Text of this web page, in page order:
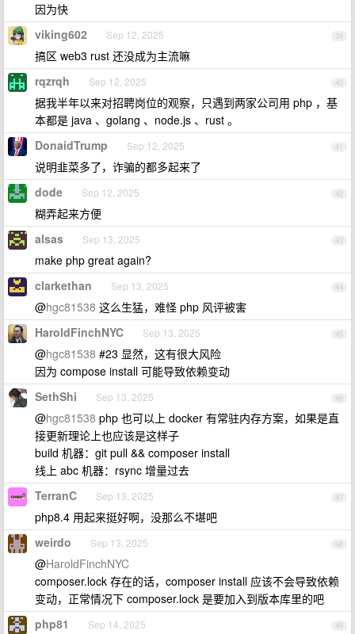
因为快
39
viking602 Sep 12, 2025
搞区 web3 rust 还没成为主流嘛
40
rqzrqh Sep 12, 2025
据我半年以来对招聘岗位的观察，只遇到两家公司用 php ，基
本都是 java 、golang 、node.js 、rust 。
41
DonaidTrump Sep 12, 2025
说明韭菜多了，诈骗的都多起来了
42
dode Sep 12, 2025
糊弄起来方便
43
alsas Sep 13, 2025
make php great again?
44
clarkethan Sep 13, 2025
@hgc81538 这么生猛，难怪 php 风评被害
45
HaroldFinchNYC Sep 13, 2025
@hgc81538 #23 显然，这有很大风险
因为 compose install 可能导致依赖变动
46
SethShi Sep 13, 2025
@hgc81538 php 也可以上 docker 有常驻内存方案，如果是直
接更新理论上也应该是这样子
build 机器：git pull && composer install
线上 abc 机器：rsync 增量过去
47
TerranC Sep 13, 2025
php8.4 用起来挺好啊，没那么不堪吧
48
weirdo Sep 13, 2025
@HaroldFinchNYC
composer.lock 存在的话，composer install 应该不会导致依赖
变动，正常情况下 composer.lock 是要加入到版本库里的吧
49
php81 Sep 14, 2025